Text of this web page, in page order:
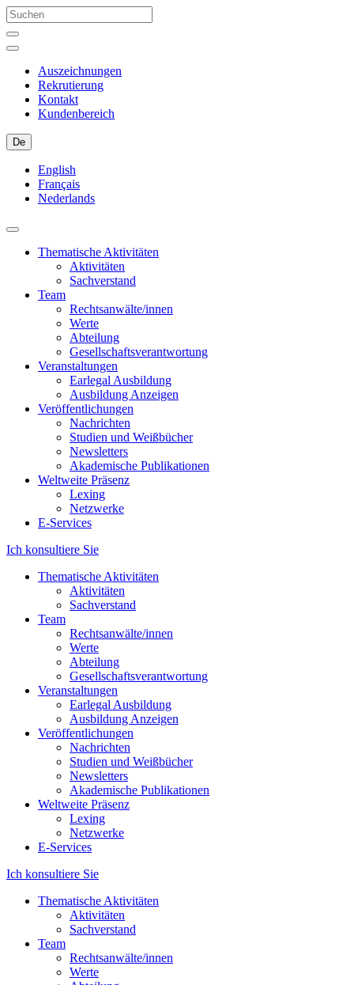
Auszeichnungen
Rekrutierung
Kontakt
Kundenbereich
De
English
Français
Nederlands
Thematische Aktivitäten
Aktivitäten
Sachverstand
Team
Rechtsanwälte/innen
Werte
Abteilung
Gesellschaftsverantwortung
Veranstaltungen
Earlegal Ausbildung
Ausbildung Anzeigen
Veröffentlichungen
Nachrichten
Studien und Weißbücher
Newsletters
Akademische Publikationen
Weltweite Präsenz
Lexing
Netzwerke
E-Services
Ich konsultiere Sie
Thematische Aktivitäten
Aktivitäten
Sachverstand
Team
Rechtsanwälte/innen
Werte
Abteilung
Gesellschaftsverantwortung
Veranstaltungen
Earlegal Ausbildung
Ausbildung Anzeigen
Veröffentlichungen
Nachrichten
Studien und Weißbücher
Newsletters
Akademische Publikationen
Weltweite Präsenz
Lexing
Netzwerke
E-Services
Ich konsultiere Sie
Thematische Aktivitäten
Aktivitäten
Sachverstand
Team
Rechtsanwälte/innen
Werte